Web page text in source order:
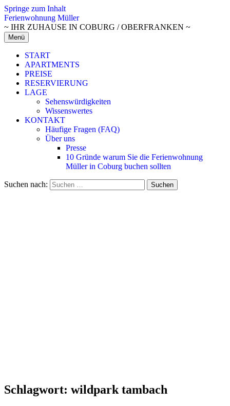
Springe zum Inhalt
Ferienwohnung Müller
~ IHR ZUHAUSE IN COBURG / OBERFRANKEN ~
Menü
START
APARTMENTS
PREISE
RESERVIERUNG
LAGE
Sehenswürdigkeiten
Wissenswertes
KONTAKT
Häufige Fragen (FAQ)
Über uns
Presse
10 Gründe warum Sie die Ferienwohnung
Müller in Coburg buchen sollten
Suchen nach:
Schlagwort: wildpark tambach